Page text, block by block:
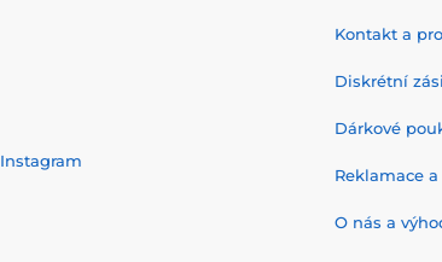
Instagram
Kontakt a
Diskrétní
Dárkové
Reklamace
O nás a